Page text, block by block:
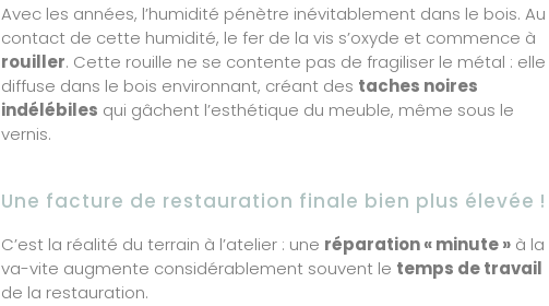
Avec les années, l’humidité pénètre inévitablement dans le bois. Au
contact de cette humidité, le fer de la vis s’oxyde et commence à
rouiller. Cette rouille ne se contente pas de fragiliser le métal : elle
diffuse dans le bois environnant, créant des taches noires
indélébiles qui gâchent l’esthétique du meuble, même sous le
vernis.
Une facture de restauration finale bien plus élevée !
C’est la réalité du terrain à l’atelier : une réparation « minute » à la
va-vite augmente considérablement souvent le temps de travail
de la restauration.